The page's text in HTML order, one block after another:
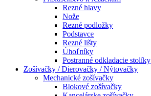
Rezné hlavy
Nože
Rezné podložky
Podstavce
Rezné lišty
Úhoľníky
Postranné odkladacie stolíky
Zošívačky / Dierovačky / Nýtovačky
Mechanické zošívačky
Blokové zošívačky